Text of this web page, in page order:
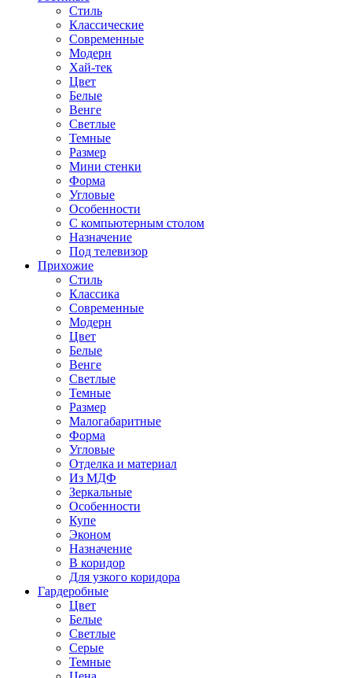
Стиль
Классические
Современные
Модерн
Хай-тек
Цвет
Белые
Венге
Светлые
Темные
Размер
Мини стенки
Форма
Угловые
Особенности
С компьютерным столом
Назначение
Под телевизор
Прихожие
Стиль
Классика
Современные
Модерн
Цвет
Белые
Венге
Светлые
Темные
Размер
Малогабаритные
Форма
Угловые
Отделка и материал
Из МДФ
Зеркальные
Особенности
Купе
Эконом
Назначение
В коридор
Для узкого коридора
Гардеробные
Цвет
Белые
Светлые
Серые
Темные